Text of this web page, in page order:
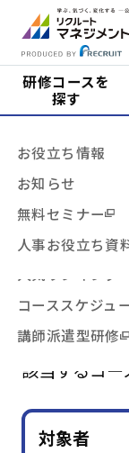
階層・役割
その他 か
はじめて
研修コースを
探す
対象者
ビジネススキル
テーマ別
3時間コース
人気ランキング
コーススケジュ
講師派遣型研修
はじめての方へ
サービスの特長
ご利用の流れ
よくあるご質問
お役立ち情報
お知らせ
無料セミナー
人事お役立ち資
リクルートマネ
該当件数：0件
該当するコー
対象者